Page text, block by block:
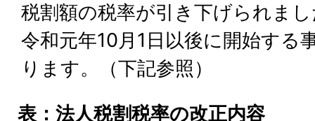
税割額の税率が引き下げられま
令和元年10月1日以後に開始する
ります。（下記参照）
表：法人税割税率の改正内容